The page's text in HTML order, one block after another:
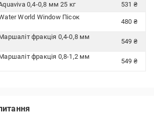
0,4-0,8 мм 25 кг
531 ₴
World Window Пісок
480 ₴
фракція 0,4-0,8 мм
549 ₴
фракція 0,8-1,2 мм
549 ₴